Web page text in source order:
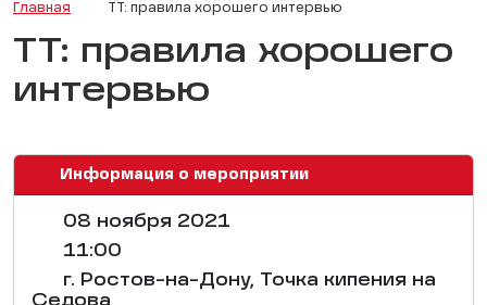
Главная ТТ: правила хорошего интервью
ТТ: правила хорошего
интервью
Информация о мероприятии
08 ноября 2021
11:00
г. Ростов-на-Дону, Точка кипения на